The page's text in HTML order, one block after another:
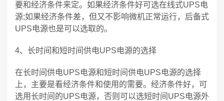
要和经济条件来定。如果经济条件好可选在线式UPS电
源;如果经济条件差，但又不影响微机正常运行，后备式
UPS电源也是可以选取的。
4、长时间和短时间供电UPS电源的选择
在长时间供电UPS电源和短时间供电UPS电源的选择
上，主要是看经济条件和使用的需要。经济条件好，可
选用长时间的UPS电源，否则可以选短时间UPS电源外